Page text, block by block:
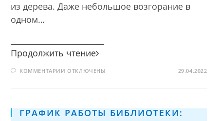
из дерева. Даже небольшое возгорание в
одном…
Продолжить чтение Человеку
огонь,
не
КОММЕНТАРИИ К
ЗРЯ
ЕГО
ОТКЛЮЧЕНЫ 29.04.2022
ГРАФИК РАБОТЫ БИБЛИОТЕКИ: